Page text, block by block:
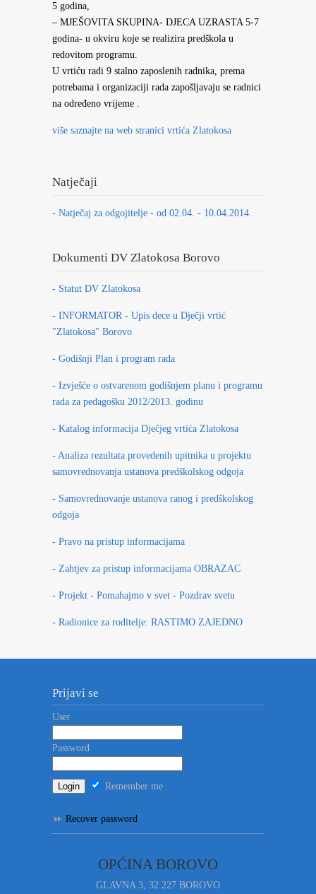
5 godina,
– MJEŠOVITA SKUPINA- DJECA UZRASTA 5-7
godina- u okviru koje se realizira predškola u
redovitom programu.
U vrtiću radi 9 stalno zaposlenih radnika, prema
potrebama i organizaciji rada zapošljavaju se radnici
na određeno vrijeme .
više saznajte na web stranici vrtića Zlatokosa
Natječaji
- Natječaj za odgojitelje - od 02.04. - 10.04.2014.
Dokumenti DV Zlatokosa Borovo
- Statut DV Zlatokosa
- INFORMATOR - Upis dece u Dječji vrtić
"Zlatokosa" Borovo
- Godišnji Plan i program rada
- Izvješće o ostvarenom godišnjem planu i programu
rada za pedagošku 2012/2013. godinu
- Katalog informacija Dječjeg vrtića Zlatokosa
- Analiza rezultata provedenih upitnika u projektu
samovrednovanja ustanova predškolskog odgoja
- Samovrednovanje ustanova ranog i predškolskog
odgoja
- Pravo na pristup informacijama
- Zahtjev za pristup informacijama OBRAZAC
- Projekt - Pomahajmo v svet - Pozdrav svetu
- Radionice za roditelje: RASTIMO ZAJEDNO
Prijavi se
User
Password
Remember me
Recover password
OPĆINA BOROVO
GLAVNA 3, 32 227 BOROVO